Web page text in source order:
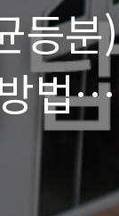
등분)
법